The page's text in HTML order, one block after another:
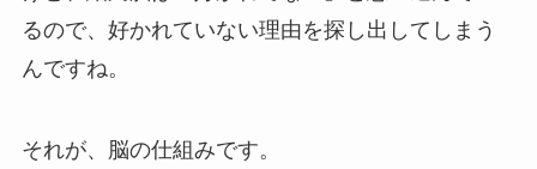
るので、好かれていない理由を探し出してしまう
んですね。
それが、脳の仕組みです。